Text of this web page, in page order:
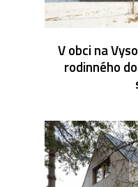
V obci na
rodinného